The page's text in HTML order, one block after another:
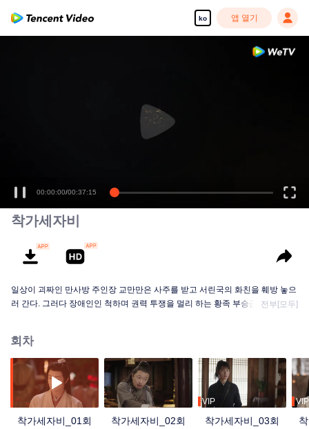
ko 앱 열기
00:00:00/00:37:15
착가세자비
일상이 괴짜인 만사방 주인장 교만만은 사주를 받고 서린국의 화친을 훼방 놓으
러 간다. 그러다 장애인인 척하며 권력 투쟁을 멀리 하는 황족 부승근과 우연찮
전부[모두]
회차
착가세자비_01회 착가세자비_02회
VIP
착가세자비_03회
VIP